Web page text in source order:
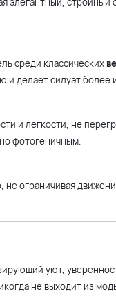
среди классических
и делает силуэт более
и легкости, не
фотогеничным.
ограничивая
уют,
не выходит из